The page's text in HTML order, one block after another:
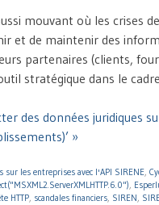
mouvant où les crises
et de maintenir des
partenaires (clients,
stratégique dans le
des données juridiques
»
sur les entreprises avec l'API SIRENE,
,
HTTP, scandales financiers, SIREN,